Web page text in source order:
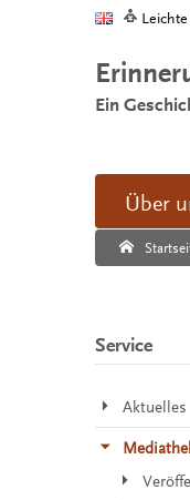
Ein
Über
Suche:
Suche Ende.
Service
Aktuelles